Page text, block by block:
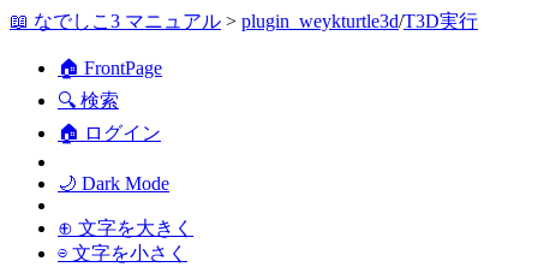
📖 なでしこ3 マニュアル > plugin_weykturtle3d/T3D実行
🏠 FrontPage
🔍 検索
🏠 ログイン
🌙 Dark Mode
⊕ 文字を大きく
⊖ 文字を小さく